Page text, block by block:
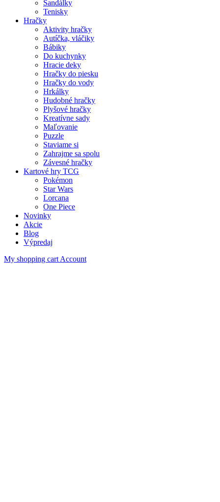
Sandálky
Tenisky
Hračky
Aktivity hračky
Autíčka, vláčiky
Bábiky
Do kuchynky
Hracie deky
Hračky do piesku
Hračky do vody
Hrkálky
Hudobné hračky
Plyšové hračky
Kreatívne sady
Maľovanie
Puzzle
Staviame si
Zahrajme sa spolu
Závesné hračky
Kartové hry TCG
Pokémon
Star Wars
Lorcana
One Piece
Novinky
Akcie
Blog
Výpredaj
My shopping cart Account